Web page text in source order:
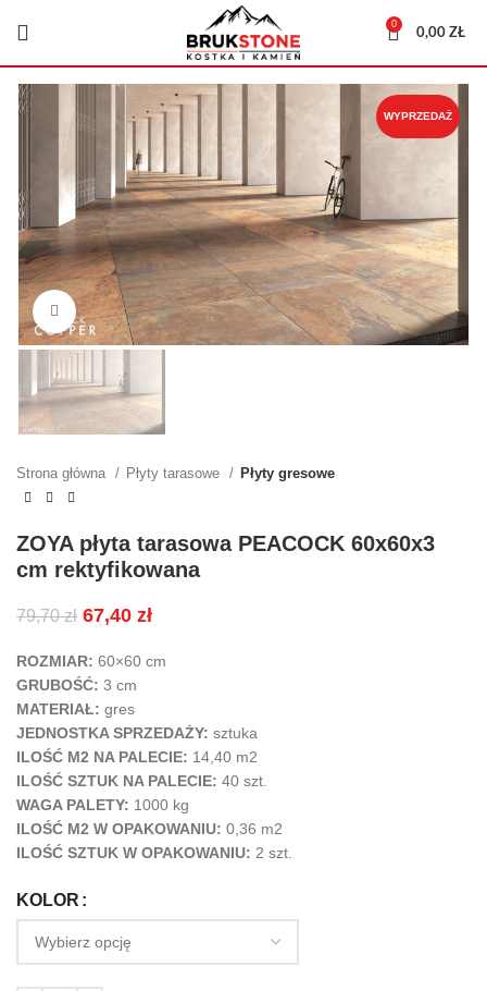
0
0,00ZŁ
WYPRZEDAŻ
Kliknij, aby powiększyć
Strona główna Płyty tarasowe Płyty gresowe
ZOYA płyta tarasowa PEACOCK 60x60x3
cm rektyfikowana
79,70zł 67,40 zł
ROZMIAR: 60×60 cm
GRUBOŚĆ: 3 cm
MATERIAŁ: gres
JEDNOSTKA SPRZEDAŻY: sztuka
ILOŚĆ M2 NA PALECIE: 14,40 m2
ILOŚĆ SZTUK NA PALECIE: 40 szt.
WAGA PALETY: 1000 kg
ILOŚĆ M2 W OPAKOWANIU: 0,36 m2
ILOŚĆ SZTUK W OPAKOWANIU: 2 szt.
KOLOR